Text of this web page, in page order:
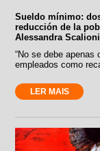
Sueldo mínimo:
reducción de la
Alessandra
“No se debe
empleados como
LER MAIS